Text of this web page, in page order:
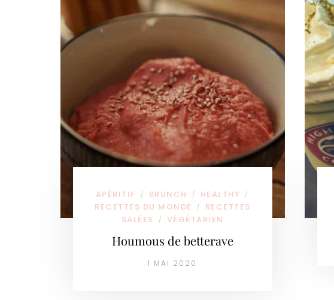
APÉRITIF / BRUNCH / HEALTHY /
RECETTES DU MONDE /
RECETTES
SALÉES
/ VÉGÉTARIEN
Houmous de betterave
1 MAI 2020